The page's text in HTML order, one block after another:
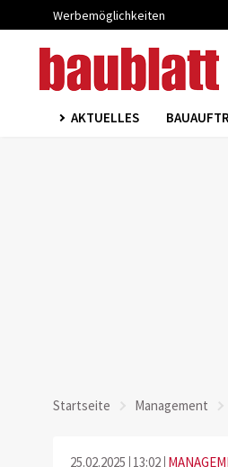
Werbemöglichkeiten
AKTUELLES
Startseite Management
25.02.2025 13:02